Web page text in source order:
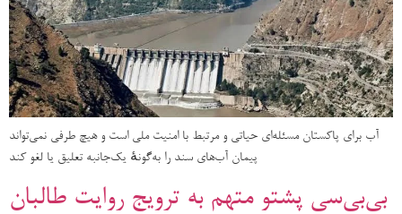
آب برای پاکستان مسئله‌ای حیاتی و مرتبط با امنیت ملی است و هیچ طرفی نمی‌تواند
پیمان آب‌های سند را به‌گونهٔ یک‌جانبه تعلیق یا لغو کند
بی‌بی‌سی پشتو متهم به ترویج روایت طالبان